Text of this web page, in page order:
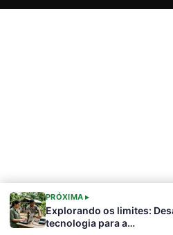
PRÓXIMA ▸
Explorando os limites:
tecnologia para a…